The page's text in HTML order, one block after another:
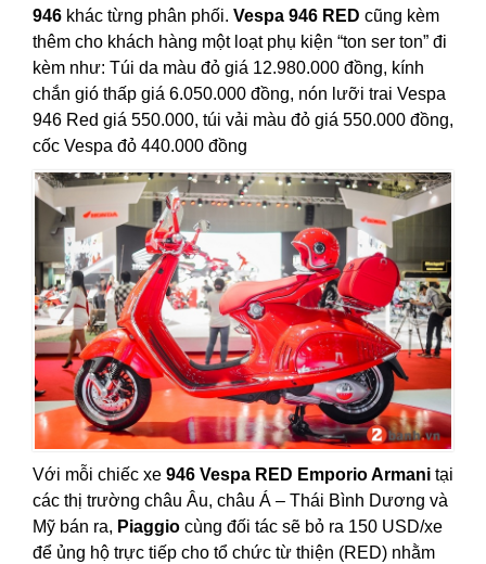
946 khác từng phân phối. Vespa 946 RED cũng kèm
thêm cho khách hàng một loạt phụ kiện “ton ser ton” đi
kèm như: Túi da màu đỏ giá 12.980.000 đồng, kính
chắn gió thấp giá 6.050.000 đồng, nón lưỡi trai Vespa
946 Red giá 550.000, túi vải màu đỏ giá 550.000 đồng,
cốc Vespa đỏ 440.000 đồng
Với mỗi chiếc xe 946 Vespa RED Emporio Armani tại
các thị trường châu Âu, châu Á – Thái Bình Dương và
Mỹ bán ra, Piaggio cùng đối tác sẽ bỏ ra 150 USD/xe
để ủng hộ trực tiếp cho tổ chức từ thiện (RED) nhằm